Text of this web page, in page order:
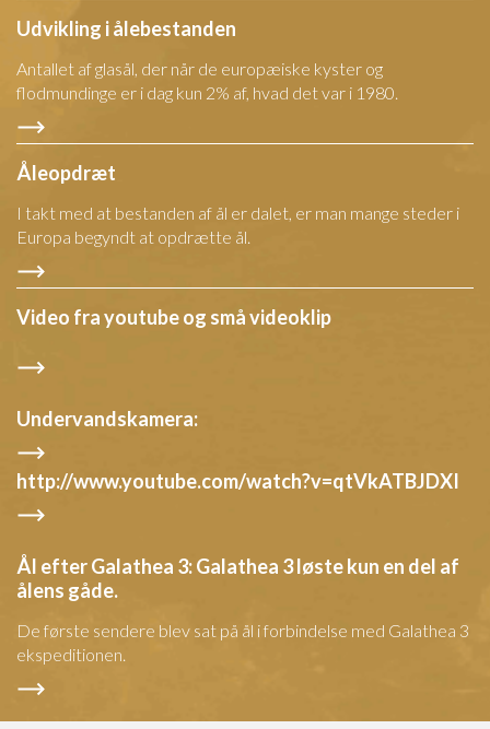
Udvikling i ålebestanden
Antallet af glasål, der når de europæiske kyster og
flodmundinge er i dag kun 2% af, hvad det var i 1980.
Åleopdræt
I takt med at bestanden af ål er dalet, er man mange steder i
Europa begyndt at opdrætte ål.
Video fra youtube og små videoklip
Undervandskamera:
http://www.youtube.com/watch?v=qtVkATBJDXI
Ål efter Galathea 3: Galathea 3 løste kun en del af
ålens gåde.
De første sendere blev sat på ål i forbindelse med Galathea 3
ekspeditionen.